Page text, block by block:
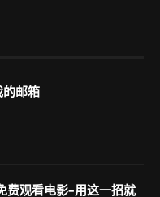
邮箱
费观看电影–用这一招就